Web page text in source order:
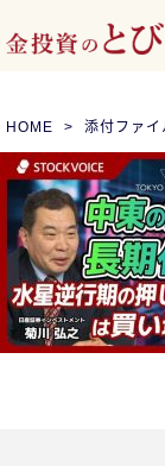
HOME 添付ファイ